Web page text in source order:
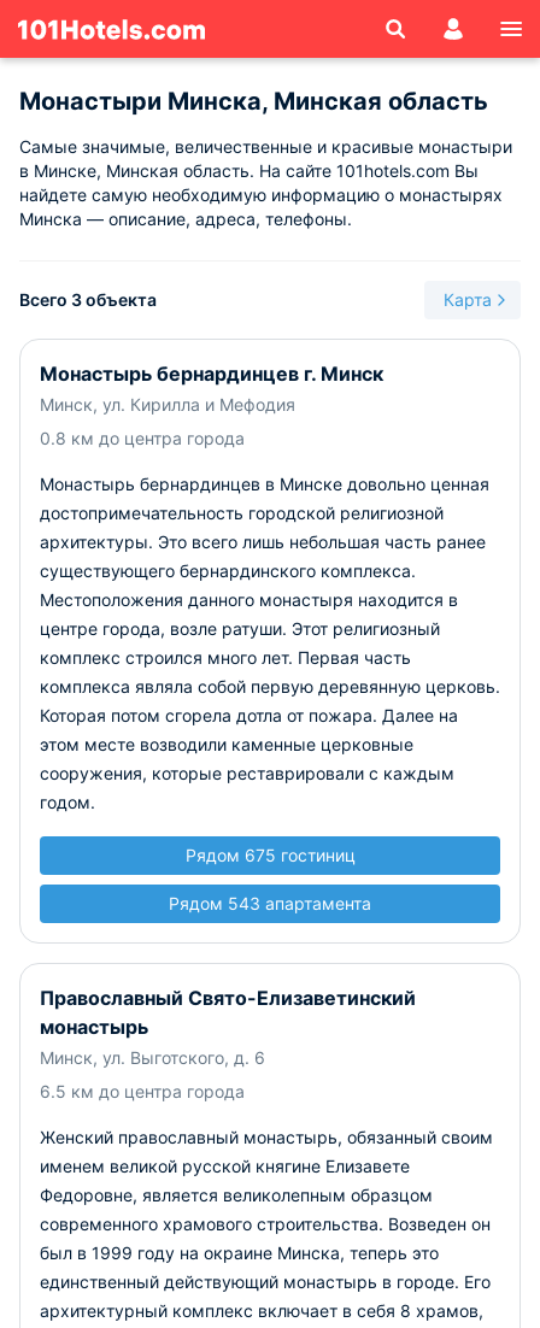
Монастыри Минска, Минская область
Самые значимые, величественные и красивые монастыри
в Минске, Минская область. На сайте 101hotels.com Вы
найдете самую необходимую информацию о монастырях
Минска — описание, адреса, телефоны.
Всего 3 объекта Карта
Монастырь бернардинцев г. Минск
Минск, ул. Кирилла и Мефодия
0.8 км до центра города
Монастырь бернардинцев в Минске довольно ценная
достопримечательность городской религиозной
архитектуры. Это всего лишь небольшая часть ранее
существующего бернардинского комплекса.
Местоположения данного монастыря находится в
центре города, возле ратуши. Этот религиозный
комплекс строился много лет. Первая часть
комплекса являла собой первую деревянную церковь.
Которая потом сгорела дотла от пожара. Далее на
этом месте возводили каменные церковные
сооружения, которые реставрировали с каждым
годом.
Рядом 675 гостиниц
Рядом 543 апартамента
Православный Свято-Елизаветинский
монастырь
Минск, ул. Выготского, д. 6
6.5 км до центра города
Женский православный монастырь, обязанный своим
именем великой русской княгине Елизавете
Федоровне, является великолепным образцом
современного храмового строительства. Возведен он
был в 1999 году на окраине Минска, теперь это
единственный действующий монастырь в городе. Его
архитектурный комплекс включает в себя 8 храмов,